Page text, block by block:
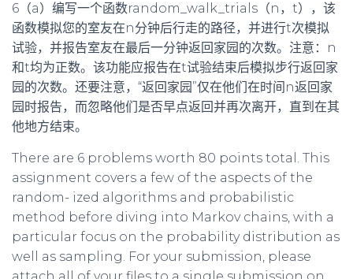
6（a）编写一个函数random_walk_trials（n，t），该
函数模拟您的室友在n分钟后行走的路径，并进行t次模拟
试验，并报告室友在最后一分钟返回家园的次数。注意：n
和t均为正数。该功能应报告在t试验结束后模拟步行返回家
园的次数。还要注意，“返回家园”仅在他们在时间n返回家
园时报告，而忽略他们是否早点返回并再次离开，直到在其
他地方结束。
There are 6 problems worth 80 points total. This
assignment covers a few of the aspects of the
random- ized algorithms and probabilistic
method before diving into Markov chains, with a
particular focus on the probability distribution as
well as sampling. For your submission, please